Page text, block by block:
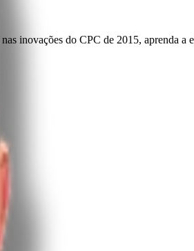
inovações do CPC de 2015, aprenda a